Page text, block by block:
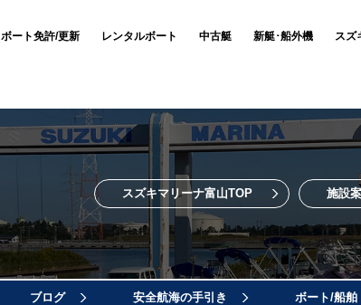
ボート免許/更新 レンタルボート 中古艇 新艇･船外機 スズ
スズキマリーナ富山TOP 施設
ブログ 安全航海の手引き ボート/船舶